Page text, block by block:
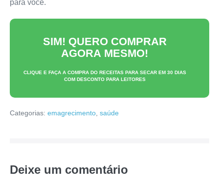
para você.
SIM! QUERO COMPRAR
AGORA MESMO!
CLIQUE E FAÇA A COMPRA DO RECEITAS PARA SECAR EM 30 DIAS
COM DESCONTO PARA LEITORES
Categorias: emagrecimento saúde
Deixe um comentário